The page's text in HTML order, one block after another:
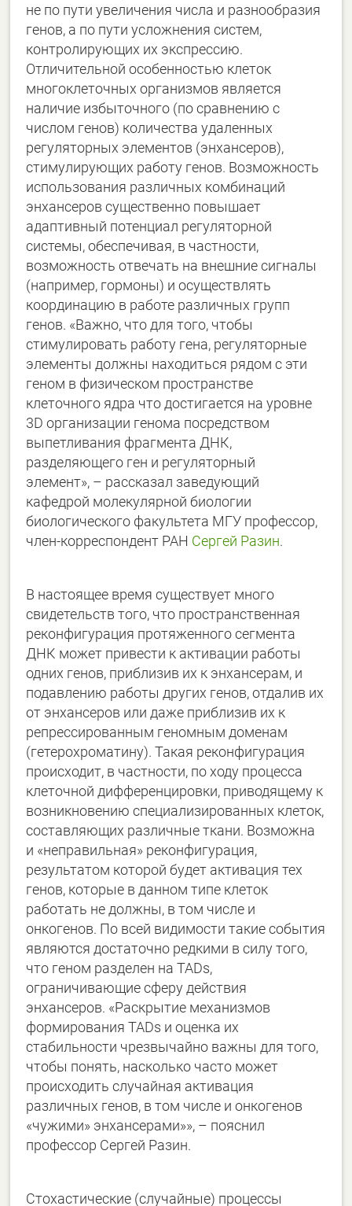
не по пути увеличения числа и разнообразия
генов, а по пути усложнения систем,
контролирующих их экспрессию.
Отличительной особенностью клеток
многоклеточных организмов является
наличие избыточного (по сравнению с
числом генов) количества удаленных
регуляторных элементов (энхансеров),
стимулирующих работу генов. Возможность
использования различных комбинаций
энхансеров существенно повышает
адаптивный потенциал регуляторной
системы, обеспечивая, в частности,
возможность отвечать на внешние сигналы
(например, гормоны) и осуществлять
координацию в работе различных групп
генов. «Важно, что для того, чтобы
стимулировать работу гена, регуляторные
элементы должны находиться рядом с эти
геном в физическом пространстве
клеточного ядра что достигается на уровне
3D организации генома посредством
выпетливания фрагмента ДНК,
разделяющего ген и регуляторный
элемент», – рассказал заведующий
кафедрой молекулярной биологии
биологического факультета МГУ профессор,
член-корреспондент РАН Сергей Разин.
В настоящее время существует много
свидетельств того, что пространственная
реконфигурация протяженного сегмента
ДНК может привести к активации работы
одних генов, приблизив их к энхансерам, и
подавлению работы других генов, отдалив их
от энхансеров или даже приблизив их к
репрессированным геномным доменам
(гетерохроматину). Такая реконфигурация
происходит, в частности, по ходу процесса
клеточной дифференцировки, приводящему к
возникновению специализированных клеток,
составляющих различные ткани. Возможна
и «неправильная» реконфигурация,
результатом которой будет активация тех
генов, которые в данном типе клеток
работать не должны, в том числе и
онкогенов. По всей видимости такие события
являются достаточно редкими в силу того,
что геном разделен на TADs,
ограничивающие сферу действия
энхансеров. «Раскрытие механизмов
формирования TADs и оценка их
стабильности чрезвычайно важны для того,
чтобы понять, насколько часто может
происходить случайная активация
различных генов, в том числе и онкогенов
«чужими» энхансерами»», – пояснил
профессор Сергей Разин.
Стохастические (случайные) процессы